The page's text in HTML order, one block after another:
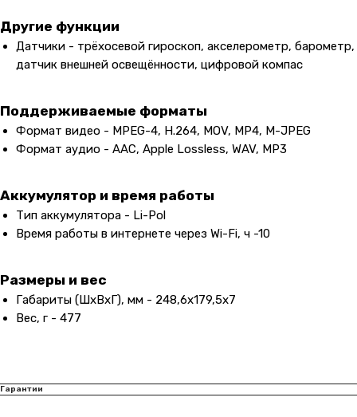
Другие функции
Датчики - трёхосевой гироскоп, акселерометр, барометр,
датчик внешней освещённости, цифровой компас
Поддерживаемые форматы
Формат видео - MPEG-4, H.264, MOV, MP4, M-JPEG
Формат аудио - AAC, Apple Lossless, WAV, MP3
Аккумулятор и время работы
Тип аккумулятора - Li-Pol
Время работы в интернете через Wi-Fi, ч -10
Размеры и вес
Габариты (ШxВxГ), мм - 248,6x179,5x7
Вес, г - 477
Гарантии
Оплата и доставка
Адрес магазина:
malikpochinit@mail.ru
Пн-Пт: 10:00 — 21:00
Сб-Вс: 10:00 — 20:00
vk
Контакты
Каталог товаров
О компании